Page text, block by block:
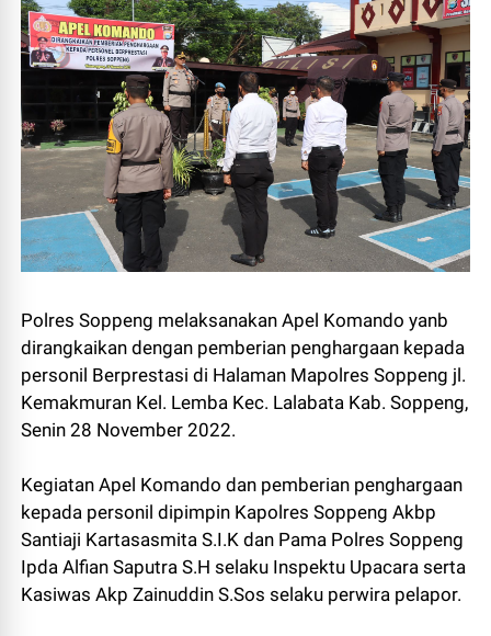
Polres Soppeng melaksanakan Apel Komando yanb
dirangkaikan dengan pemberian penghargaan kepada
personil Berprestasi di Halaman Mapolres Soppeng jl.
Kemakmuran Kel. Lemba Kec. Lalabata Kab. Soppeng,
Senin 28 November 2022.
Kegiatan Apel Komando dan pemberian penghargaan
kepada personil dipimpin Kapolres Soppeng Akbp
Santiaji Kartasasmita S.I.K dan Pama Polres Soppeng
Ipda Alfian Saputra S.H selaku Inspektu Upacara serta
Kasiwas Akp Zainuddin S.Sos selaku perwira pelapor.